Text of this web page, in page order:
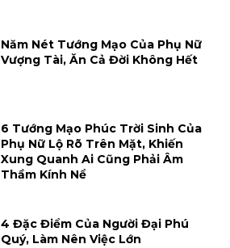
Năm Nét Tướng Mạo Của Phụ Nữ
Vượng Tài, Ăn Cả Đời Không Hết
6 Tướng Mạo Phúc Trời Sinh Của
Phụ Nữ Lộ Rõ Trên Mặt, Khiến
Xung Quanh Ai Cũng Phải Âm
Thầm Kính Nể
4 Đặc Điểm Của Người Đại Phú
Quý, Làm Nên Việc Lớn